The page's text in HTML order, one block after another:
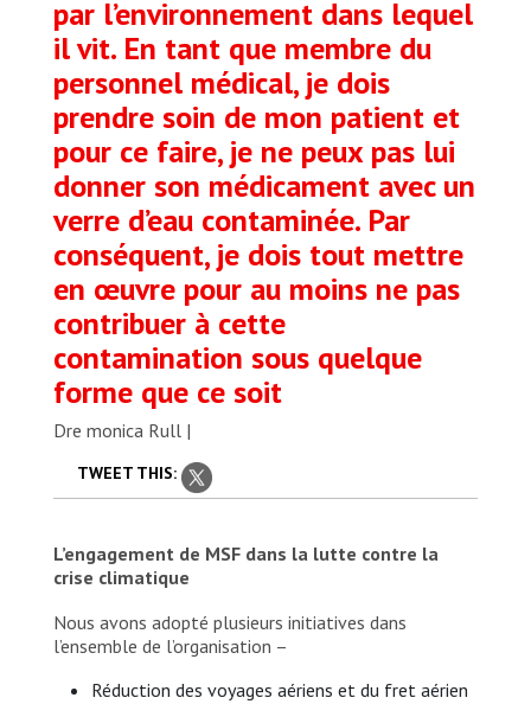
par l’environnement dans lequel
il vit. En tant que membre du
personnel médical, je dois
prendre soin de mon patient et
pour ce faire, je ne peux pas lui
donner son médicament avec un
verre d’eau contaminée. Par
conséquent, je dois tout mettre
en œuvre pour au moins ne pas
contribuer à cette
contamination sous quelque
forme que ce soit
Dre monica Rull |
TWEET THIS:
L’engagement de MSF dans la lutte contre la
crise climatique
Nous avons adopté plusieurs initiatives dans
l’ensemble de l’organisation –
Réduction des voyages aériens et du fret aérien